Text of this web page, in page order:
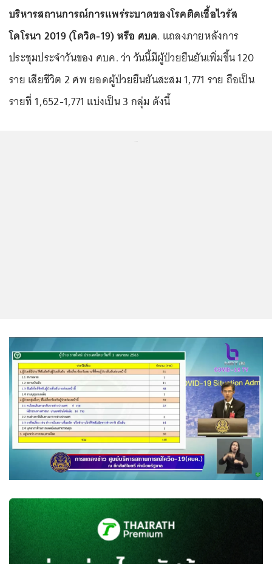
บริหารสถานการณ์การแพร่ระบาดของโรคติดเชื้อไวรัส
โคโรนา 2019 (โควิด-19) หรือ ศบค. แถลงภายหลังการ
ประชุมประจำวันของ ศบค. ว่า วันนี้มีผู้ป่วยยืนยันเพิ่มขึ้น 120
ราย เสียชีวิต 2 ศพ ยอดผู้ป่วยยืนยันสะสม 1,771 ราย ถือเป็น
รายที่ 1,652-1,771 แบ่งเป็น 3 กลุ่ม ดังนี้